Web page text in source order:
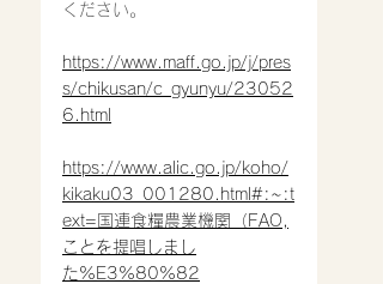
ください。
https://www.maff.go.jp/j/pres
s/chikusan/c_gyunyu/23052
6.html
https://www.alic.go.jp/koho/
kikaku03_001280.html#:~:t
ext=国連食糧農業機関（FAO,
ことを提唱しまし
た%E3%80%82